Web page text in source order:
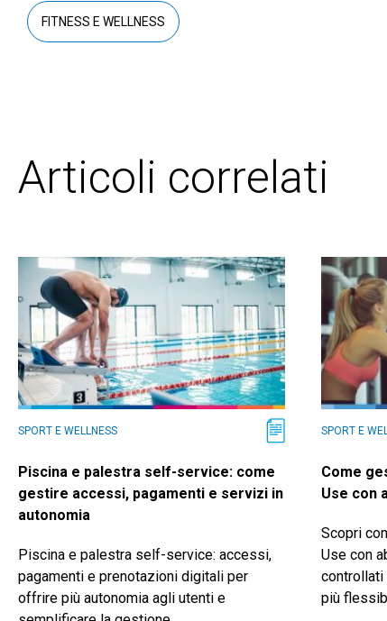
FITNESS E WELLNESS
Articoli correlati
SPORT E WELLNESS
Piscina e palestra self-service: come
gestire accessi, pagamenti e servizi in
autonomia
Piscina e palestra self-service: accessi,
pagamenti e prenotazioni digitali per
offrire più autonomia agli utenti e
SPORT E
Come
Use con
Scopri
Use con
più